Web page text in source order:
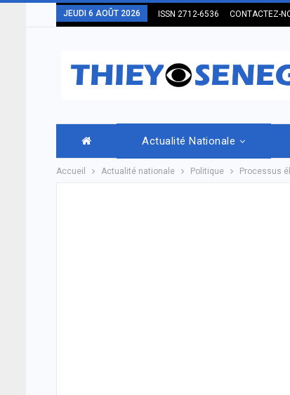
JEUDI 6 AOÛT 2026 ISSN 2712-6536 CONTACTEZ-
Actualité Nationale
Accueil Actualité nationale Politique Processus